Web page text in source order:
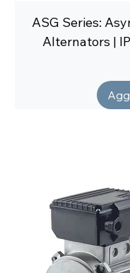
ASG Series:
Alternators |